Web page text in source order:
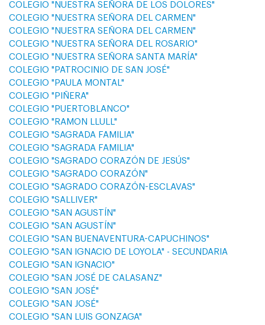
COLEGIO "NUESTRA SEÑORA DE LOS DOLORES"
COLEGIO "NUESTRA SEÑORA DEL CARMEN"
COLEGIO "NUESTRA SEÑORA DEL CARMEN"
COLEGIO "NUESTRA SEÑORA DEL ROSARIO"
COLEGIO "NUESTRA SEÑORA SANTA MARÍA"
COLEGIO "PATROCINIO DE SAN JOSÉ"
COLEGIO "PAULA MONTAL"
COLEGIO "PIÑERA"
COLEGIO "PUERTOBLANCO"
COLEGIO "RAMON LLULL"
COLEGIO "SAGRADA FAMILIA"
COLEGIO "SAGRADA FAMILIA"
COLEGIO "SAGRADO CORAZÓN DE JESÚS"
COLEGIO "SAGRADO CORAZÓN"
COLEGIO "SAGRADO CORAZÓN-ESCLAVAS"
COLEGIO "SALLIVER"
COLEGIO "SAN AGUSTÍN"
COLEGIO "SAN AGUSTÍN"
COLEGIO "SAN BUENAVENTURA-CAPUCHINOS"
COLEGIO "SAN IGNACIO DE LOYOLA" - SECUNDARIA
COLEGIO "SAN IGNACIO"
COLEGIO "SAN JOSÉ DE CALASANZ"
COLEGIO "SAN JOSÉ"
COLEGIO "SAN JOSÉ"
COLEGIO "SAN LUIS GONZAGA"